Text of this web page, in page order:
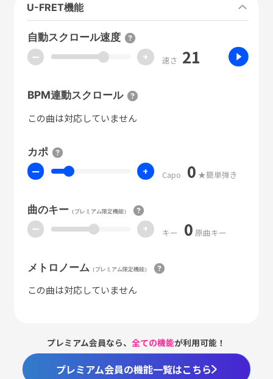
U-FRET機能
自動スクロール速度
ー + 速さ 21
BPM連動スクロール
この曲は対応していません
カポ
ー + Capo 0 ★簡単弾き
曲のキー（プレミアム限定機能）
ー + キー 0 原曲キー
メトロノーム （プレミアム限定機能）
この曲は対応していません
プレミアム会員なら、全ての機能が利用可能！
プレミアム会員の機能一覧はこちら